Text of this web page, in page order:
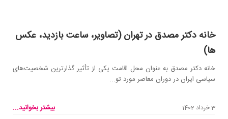
خانه دکتر مصدق در تهران (تصاویر، ساعت بازدید، عکس
ها)
خانه دکتر مصدق به عنوان محل اقامت یکی از تأثیر گذارترین شخصیت‌های
سیاسی ایران در دوران معاصر مورد تو...
3 خرداد 1402 بیشتر بخوانید...